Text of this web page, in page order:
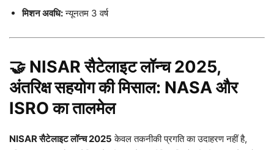
मिशन अवधि:न्यूनतम 3 वर्ष
🤝 NISAR सैटेलाइट लॉन्च 2025,
अंतरिक्ष सहयोग की मिसाल: NASA और
ISRO का तालमेल
NISAR सैटेलाइट लॉन्च 2025 केवल तकनीकी प्रगति का उदाहरण नहीं है,